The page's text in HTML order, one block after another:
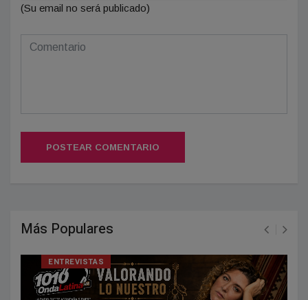
(Su email no será publicado)
POSTEAR COMENTARIO
Más Populares
ENTREVISTAS